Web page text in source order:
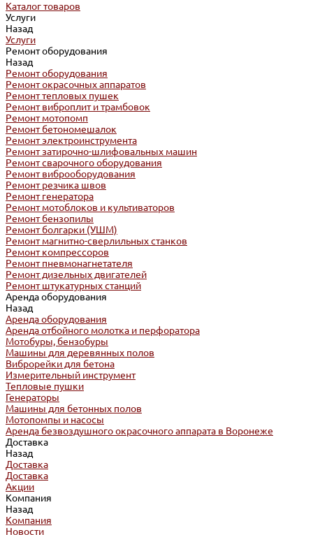
Каталог товаров
Услуги
Назад
Услуги
Ремонт оборудования
Назад
Ремонт оборудования
Ремонт окрасочных аппаратов
Ремонт тепловых пушек
Ремонт виброплит и трамбовок
Ремонт мотопомп
Ремонт бетономешалок
Ремонт электроинструмента
Ремонт затирочно-шлифовальных машин
Ремонт сварочного оборудования
Ремонт виброоборудования
Ремонт резчика швов
Ремонт генератора
Ремонт мотоблоков и культиваторов
Ремонт бензопилы
Ремонт болгарки (УШМ)
Ремонт магнитно-сверлильных станков
Ремонт компрессоров
Ремонт пневмонагнетателя
Ремонт дизельных двигателей
Ремонт штукатурных станций
Аренда оборудования
Назад
Аренда оборудования
Аренда отбойного молотка и перфоратора
Мотобуры, бензобуры
Машины для деревянных полов
Виброрейки для бетона
Измерительный инструмент
Тепловые пушки
Генераторы
Машины для бетонных полов
Мотопомпы и насосы
Аренда безвоздушного окрасочного аппарата в Воронеже
Доставка
Назад
Доставка
Доставка
Акции
Компания
Назад
Компания
Новости